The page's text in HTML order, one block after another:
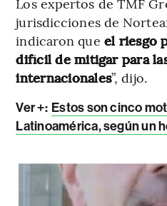
jurisdicciones de
indicaron que el riesgo
difícil de mitigar para
internacionales”, dijo.
Ver +: Estos son cinco
Latinoamérica, según un